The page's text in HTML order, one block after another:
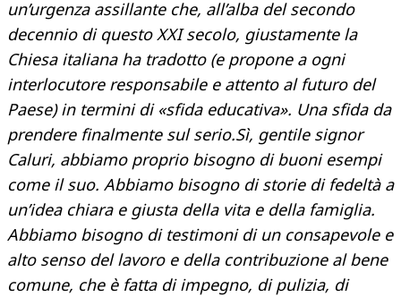
un’urgenza assillante che, all’alba del secondo
decennio di questo XXI secolo, giustamente la
Chiesa italiana ha tradotto (e propone a ogni
interlocutore responsabile e attento al futuro del
Paese) in termini di «sfida educativa». Una sfida da
prendere finalmente sul serio.Sì, gentile signor
Caluri, abbiamo proprio bisogno di buoni esempi
come il suo. Abbiamo bisogno di storie di fedeltà a
un’idea chiara e giusta della vita e della famiglia.
Abbiamo bisogno di testimoni di un consapevole e
alto senso del lavoro e della contribuzione al bene
comune, che è fatta di impegno, di pulizia, di